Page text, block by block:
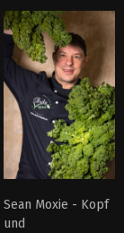
Sean Moxie - Kopf
und